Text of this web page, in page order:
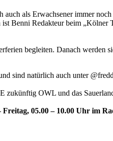
als Erwachsener immer
Benni Redakteur beim
begleiten. Danach werden
sind natürlich auch unter
OWL und das
05.00 – 10.00 Uhr im